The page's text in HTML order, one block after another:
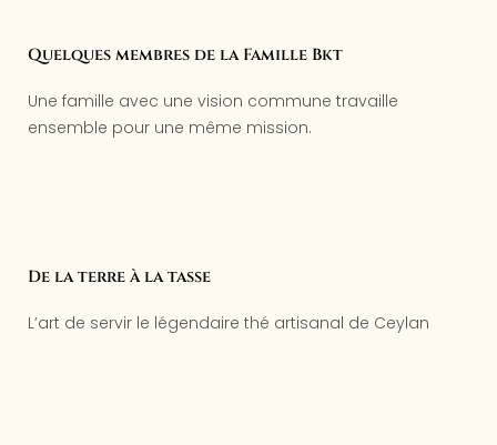
Quelques membres de la Famille Bkt
Une famille avec une vision commune travaille
ensemble pour une même mission.
De la terre à la tasse
L’art de servir le légendaire thé artisanal de Ceylan